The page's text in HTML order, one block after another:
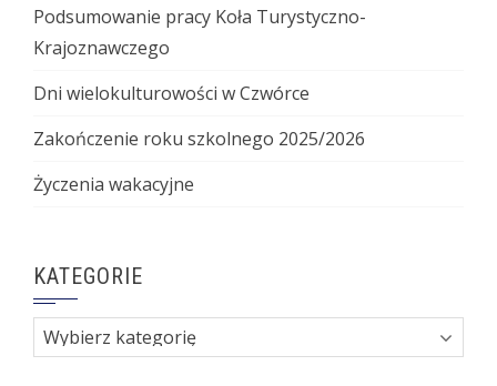
Podsumowanie pracy Koła Turystyczno-
Krajoznawczego
Dni wielokulturowości w Czwórce
Zakończenie roku szkolnego 2025/2026
Życzenia wakacyjne
KATEGORIE
Kategorie